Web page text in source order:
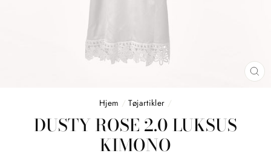
Hjem / Tøjartikler /
DUSTY ROSE 2.0 LUKSUS
KIMONO